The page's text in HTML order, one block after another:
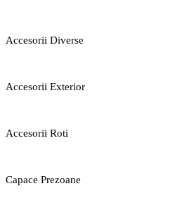
Accesorii Diverse
Accesorii Exterior
Accesorii Roti
Capace Prezoane